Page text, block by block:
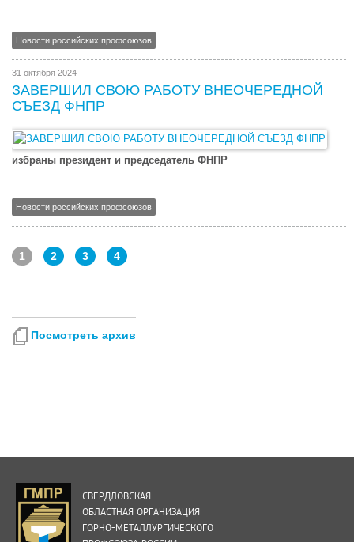
Новости российских профсоюзов
31 октября 2024
ЗАВЕРШИЛ СВОЮ РАБОТУ ВНЕОЧЕРЕДНОЙ
СЪЕЗД ФНПР
избраны президент и председатель ФНПР
Новости российских профсоюзов
1 2 3 4
Посмотреть архив
СВЕРДЛОВСКАЯ
ОБЛАСТНАЯ ОРГАНИЗАЦИЯ
ГОРНО-МЕТАЛЛУРГИЧЕСКОГО
ПРОФСОЮЗА РОССИИ